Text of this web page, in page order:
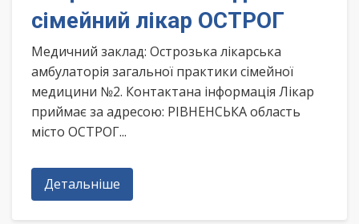
сімейний лікар ОСТРОГ
Медичний заклад: Острозька лікарська
амбулаторія загальної практики сімейної
медицини №2. Контактана інформація Лікар
приймає за адресою: РІВНЕНСЬКА область
місто ОСТРОГ...
Детальніше